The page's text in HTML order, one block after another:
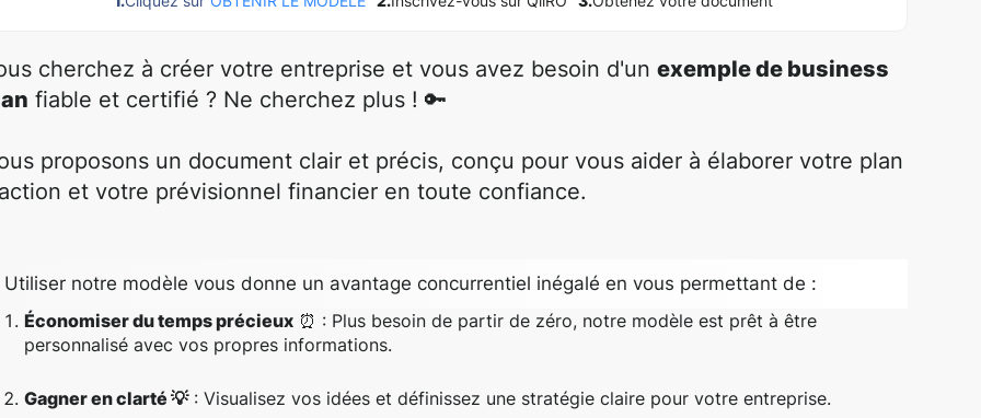
cherchez à créer votre entreprise et vous avez besoin d'unexemple de business
fiable et certifié ? Ne cherchez plus ! 🔑
proposons un document clair et précis, conçu pour vous aider à élaborer votre plan
et votre prévisionnel financier en toute confiance.
Utiliser notre modèle vous donne un avantage concurrentiel inégalé en vous permettant de :
Économiser du temps précieux ⏰ : Plus besoin de partir de zéro, notre modèle est prêt à être
personnalisé avec vos propres informations.
Gagner en clarté 💡: Visualisez vos idées et définissez une stratégie claire pour votre entreprise.